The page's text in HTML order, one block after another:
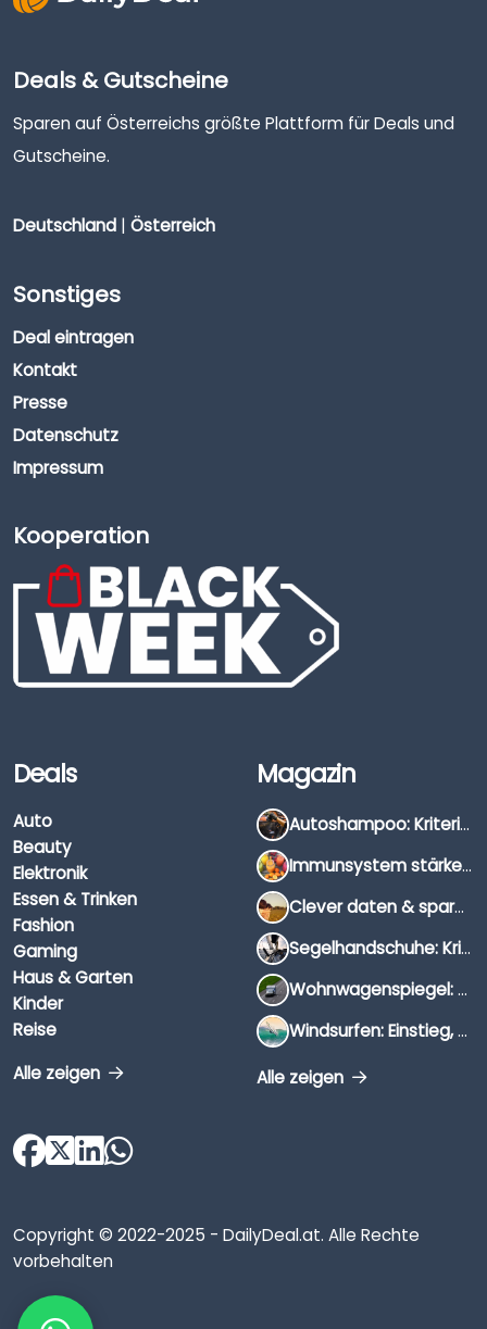
Deals & Gutscheine
Sparen auf Österreichs größte Plattform für Deals und
Gutscheine.
Deutschland | Österreich
Sonstiges
Deal eintragen
Kontakt
Presse
Datenschutz
Impressum
Kooperation
Deals
Auto
Beauty
Elektronik
Essen & Trinken
Fashion
Gaming
Haus & Garten
Kinder
Reise
Alle zeigen
Magazin
Autoshampoo: Kriterien, Unterschiede & Anwendung
Immunsystem stärken: Hausmittel, Vitamine & Wissenswertes
Clever daten & sparen: So findest du die besten Deals für Dates und Unternehmungen
Segelhandschuhe: Kriterien, Materialien & Tipps
Wohnwagenspiegel: Auswahl, Preise & Montage
Windsurfen: Einstieg, Ausrüstung & Tipps
Alle zeigen
Copyright © 2022-2025 - DailyDeal.at. Alle Rechte
vorbehalten